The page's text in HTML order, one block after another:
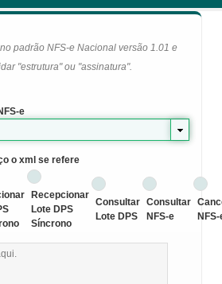
padrão NFS-e Nacional versão 1.01 e
"estrutura" ou "assinatura".
e
o xml se refere
Recepcionar
Lote DPS
Síncrono
Consultar
Lote DPS
Consultar
NFS-e
NFS-